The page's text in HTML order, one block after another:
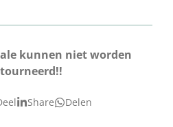
kunnen niet worden
Share Delen